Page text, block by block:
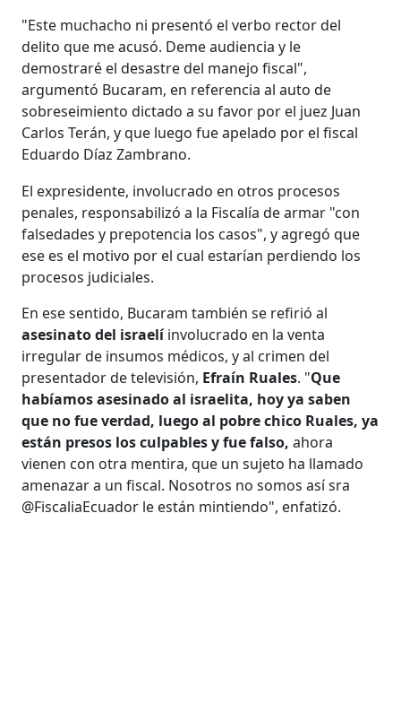
"Este muchacho ni presentó el verbo rector del
delito que me acusó. Deme audiencia y le
demostraré el desastre del manejo fiscal",
argumentó Bucaram, en referencia al auto de
sobreseimiento dictado a su favor por el juez Juan
Carlos Terán, y que luego fue apelado por el fiscal
Eduardo Díaz Zambrano.
El expresidente, involucrado en otros procesos
penales, responsabilizó a la Fiscalía de armar "con
falsedades y prepotencia los casos", y agregó que
ese es el motivo por el cual estarían perdiendo los
procesos judiciales.
En ese sentido, Bucaram también se refirió al
asesinato del israelíinvolucrado en la venta
irregular de insumos médicos, y al crimen del
presentador de televisión, Efraín Ruales. "Que
habíamos asesinado al israelita, hoy ya saben
que no fue verdad, luego al pobre chico Ruales, ya
están presos los culpables y fue falso, ahora
vienen con otra mentira, que un sujeto ha llamado
amenazar a un fiscal. Nosotros no somos así sra
@FiscaliaEcuador le están mintiendo", enfatizó.